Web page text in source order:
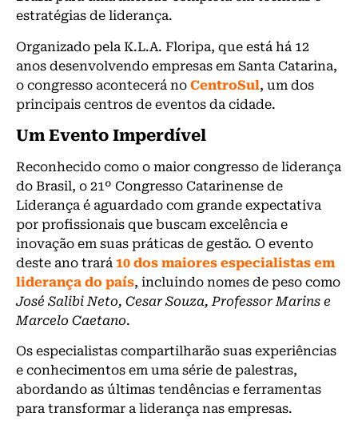
estratégias de liderança.
Organizado pela K.L.A. Floripa, que está há 12
anos desenvolvendo empresas em Santa Catarina,
o congresso acontecerá no CentroSul, um dos
principais centros de eventos da cidade.
Um Evento Imperdível
Reconhecido como o maior congresso de liderança
do Brasil, o 21º Congresso Catarinense de
Liderança é aguardado com grande expectativa
por profissionais que buscam excelência e
inovação em suas práticas de gestão. O evento
deste ano trará 10 dos maiores especialistas em
liderança do país, incluindo nomes de peso como
José Salibi Neto, Cesar Souza, Professor Marins e
Marcelo Caetano.
Os especialistas compartilharão suas experiências
e conhecimentos em uma série de palestras,
abordando as últimas tendências e ferramentas
para transformar a liderança nas empresas.